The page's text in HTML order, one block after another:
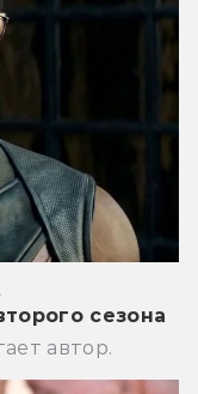
сезона
автор.